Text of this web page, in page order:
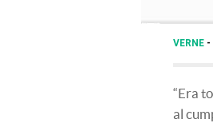
VERNE
“Era
al